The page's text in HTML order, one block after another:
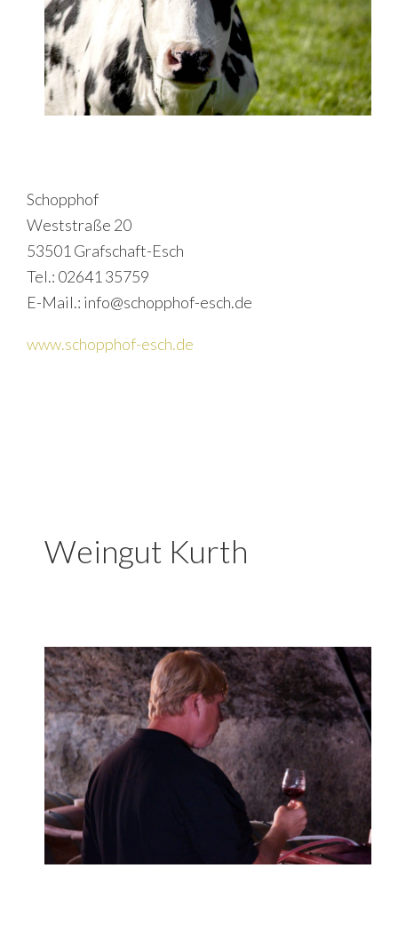
Schopphof
Weststraße 20
53501 Grafschaft-Esch
Tel.: 02641 35759
E-Mail.: info@schopphof-esch.de
www.schopphof-esch.de
Weingut Kurth